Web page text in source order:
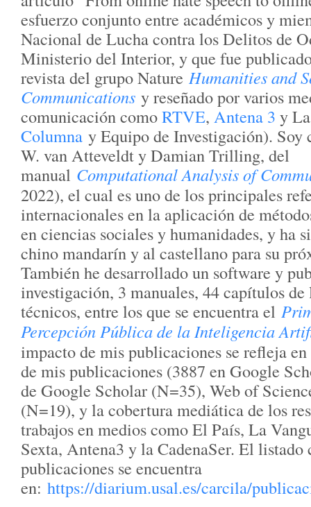
esfuerzo conjunto entre académicos y
Nacional de Lucha contra los Delitos de
Ministerio del Interior, y que fue
revista del grupo Nature Humanities and
Communications y reseñado por varios
comunicación comoRTVE, Antena 3 y
Columna y Equipo de Investigación). Soy
W. van Atteveldt y Damian Trilling, del
manual Computational Analysis of
2022), el cual es uno de los principales
internacionales en la aplicación de
en ciencias sociales y humanidades, y ha
chino mandarín y al castellano para su
También he desarrollado un software y
investigación, 3 manuales, 44 capítulos
técnicos, entre los que se encuentra el
Percepción Pública de la Inteligencia
impacto de mis publicaciones se refleja
de mis publicaciones (3887 en Google
de Google Scholar (N=35), Web of
(N=19), y la cobertura mediática de los
trabajos en medios como El País, La
Sexta, Antena3 y la CadenaSer. El
publicaciones se encuentra
en: https://diarium.usal.es/carcila/